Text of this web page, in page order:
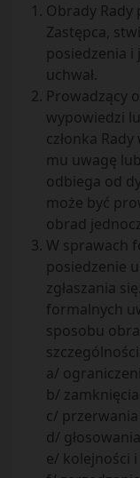
Obrady
Zastępca,
posiedzenia
uchwał.
Prowadzący
wypowiedzi
członka
mu uwagę
odbiega od
może być
obrad
W sprawach
posiedzenie
zgłaszania
formalnych
sposobu
a/
b/
c/
d/
e/ kolejności